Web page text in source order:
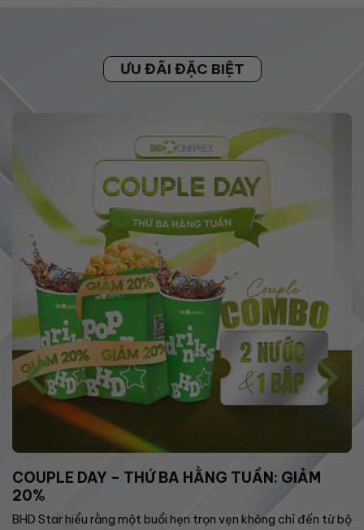
ƯU ĐÃI ĐẶC BIỆT
COUPLE DAY – THỨ BA HẰNG TUẦN: GIẢM
20%
BHD Star hiểu rằng một buổi hẹn trọn vẹn không chỉ đến từ bộ